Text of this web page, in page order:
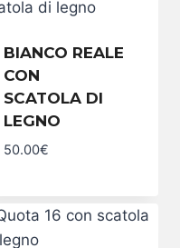
BIANCO REALE
CON
SCATOLA DI
LEGNO
50.00€
Bianco
scatola di
legno
quantity